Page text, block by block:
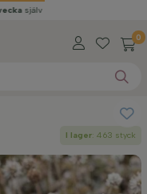
0
I lager: 463 styck